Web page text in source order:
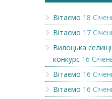
Вітаємо 18
Вітаємо 17
Вилоцька
конкурс 16
Вітаємо 16
Вітаємо 16